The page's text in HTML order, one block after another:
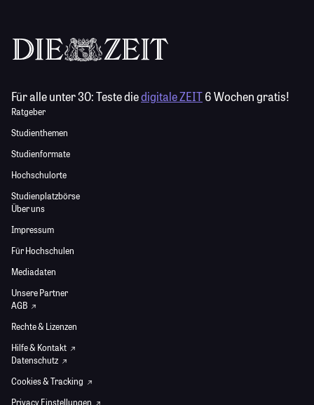
Für alle unter 30:Teste diedigitale ZEIT6 Wochen gratis!
Ratgeber
Studienthemen
Studienformate
Hochschulorte
Studienplatzbörse
Über uns
Impressum
Für Hochschulen
Mediadaten
Unsere Partner
AGB
Rechte & Lizenzen
Hilfe & Kontakt
Datenschutz
Cookies & Tracking
Privacy Einstellungen